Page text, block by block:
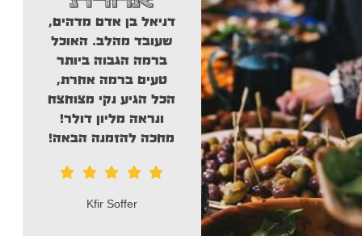
רוצה להמליץ מכל
הלב על נויה פוד!
יסדרו לכם אירוע
הצגה. מכינים
אוכל מהלב, סושי
מספר אחד בארץ
חברים ממליץ בחום .
איתי דניאל
דניאל בן אדם מדהים,
שעובד מהלב. האוכל
ברמה הגבוה ביותר
טעים ברמה אחרת,
הכל הגיע נקי מצוחצח
ונראה מליון דולר!
מחכה להזמנה הבאה!
‏‎Kfir Soffer